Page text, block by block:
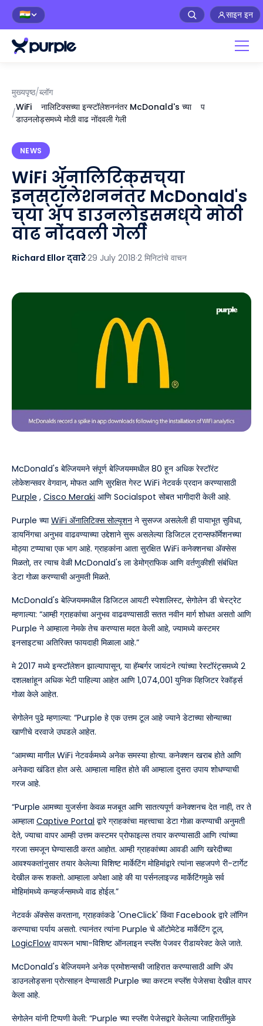
🇮🇳 साइन इन
मुख्यपृष्ठ/ब्लॉग
/
WiFi ॲनालिटिक्सच्या इन्स्टॉलेशननंतर McDonald's च्या ॲप
डाउनलोड्समध्ये मोठी वाढ नोंदवली गेली
NEWS
WiFi ॲनालिटिक्सच्या
इन्स्टॉलेशननंतर McDonald's
च्या ॲप डाउनलोड्समध्ये मोठी
वाढ नोंदवली गेली
Richard Ellor द्वारे·29 July 2018·2 मिनिटांचे वाचन
McDonald's बेल्जियमने संपूर्ण बेल्जियममधील 80 हून अधिक रेस्टॉरंट
लोकेशन्सवर वेगवान, मोफत आणि सुरक्षित गेस्ट WiFi नेटवर्क प्रदान करण्यासाठी
Purple , Cisco Meraki आणि Socialspot सोबत भागीदारी केली आहे.
Purple च्याWiFi ॲनालिटिक्स सोल्यूशन ने सुसज्ज असलेली ही पायाभूत सुविधा,
डायनिंगचा अनुभव वाढवण्याच्या उद्देशाने सुरू असलेल्या डिजिटल ट्रान्सफॉर्मेशनच्या
मोठ्या टप्प्याचा एक भाग आहे. ग्राहकांना आता सुरक्षित WiFi कनेक्शनचा ॲक्सेस
मिळतो, तर त्याच वेळी McDonald's ला डेमोग्राफिक आणि वर्तणुकीशी संबंधित
डेटा गोळा करण्याची अनुमती मिळते.
McDonald's बेल्जियममधील डिजिटल आयटी स्पेशालिस्ट, सेगोलेन डी चेस्ट्रेट
म्हणाल्या: “आम्ही ग्राहकांचा अनुभव वाढवण्यासाठी सतत नवीन मार्ग शोधत असतो आणि
Purple ने आम्हाला नेमके तेच करण्यास मदत केली आहे, ज्यामध्ये कस्टमर
इनसाइटचा अतिरिक्त फायदाही मिळाला आहे.”
मे 2017 मध्ये इन्स्टॉलेशन झाल्यापासून, या हॅम्बर्गर जायंटने त्यांच्या रेस्टॉरंट्समध्ये 2
दशलक्षांहून अधिक भेटी पाहिल्या आहेत आणि 1,074,001 युनिक व्हिजिटर रेकॉर्ड्स
गोळा केले आहेत.
सेगोलेन पुढे म्हणाल्या: “Purple हे एक उत्तम टूल आहे ज्याने डेटाच्या सोन्याच्या
खाणीचे दरवाजे उघडले आहेत.
“आमच्या मागील WiFi नेटवर्कमध्ये अनेक समस्या होत्या. कनेक्शन खराब होते आणि
अनेकदा खंडित होत असे. आम्हाला माहित होते की आम्हाला दुसरा उपाय शोधण्याची
गरज आहे.
“Purple आमच्या युजर्सना केवळ मजबूत आणि सातत्यपूर्ण कनेक्शनच देत नाही, तर ते
आम्हालाCaptive Portal द्वारे ग्राहकांचा महत्त्वाचा डेटा गोळा करण्याची अनुमती
देते, ज्याचा वापर आम्ही उत्तम कस्टमर प्रोफाइल्स तयार करण्यासाठी आणि त्यांच्या
गरजा समजून घेण्यासाठी करत आहोत. आम्ही ग्राहकांच्या आवडी आणि खरेदीच्या
आवश्यकतांनुसार तयार केलेल्या विशिष्ट मार्केटिंग मोहिमांद्वारे त्यांना सहजपणे री-टार्गेट
देखील करू शकतो. आम्हाला अपेक्षा आहे की या पर्सनलाइज्ड मार्केटिंगमुळे सर्व
मोहिमांमध्ये कन्व्हर्जन्समध्ये वाढ होईल.”
नेटवर्क ॲक्सेस करताना, ग्राहकांकडे 'OneClick' किंवा Facebook द्वारे लॉगिन
करण्याचा पर्याय असतो. त्यानंतर त्यांना Purple चे ऑटोमेटेड मार्केटिंग टूल,
LogicFlowवापरून भाषा-विशिष्ट ऑनलाइन स्प्लॅश पेजवर रीडायरेक्ट केले जाते.
McDonald's बेल्जियमने अनेक प्रमोशन्सची जाहिरात करण्यासाठी आणि ॲप
डाउनलोड्सना प्रोत्साहन देण्यासाठी Purple च्या कस्टम स्प्लॅश पेजेसचा देखील वापर
केला आहे.
सेगोलेन यांनी टिप्पणी केली: “Purple च्या स्प्लॅश पेजेसद्वारे केलेल्या जाहिरातींमुळे